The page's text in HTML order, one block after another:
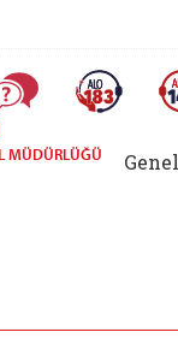
Sıkça SorulanAlo 183
MÜDÜRLÜĞÜ